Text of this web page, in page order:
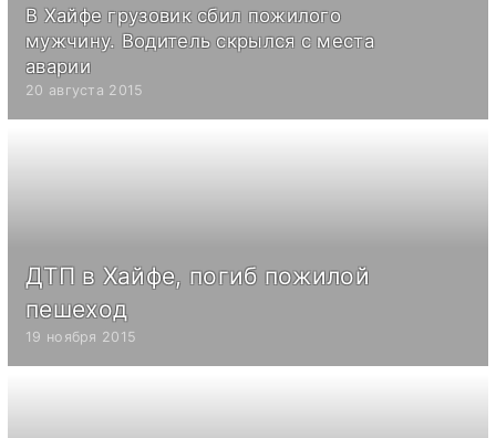
В Хайфе грузовик сбил пожилого
мужчину. Водитель скрылся с места
аварии
20 августа 2015
ДТП в Хайфе, погиб пожилой
пешеход
19 ноября 2015